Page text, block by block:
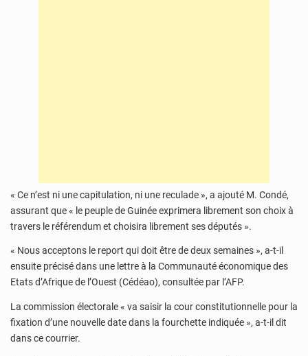
« Ce n’est ni une capitulation, ni une reculade », a ajouté M. Condé,
assurant que « le peuple de Guinée exprimera librement son choix à
travers le référendum et choisira librement ses députés ».
« Nous acceptons le report qui doit être de deux semaines », a-t-il
ensuite précisé dans une lettre à la Communauté économique des
Etats d’Afrique de l’Ouest (Cédéao), consultée par l’AFP.
La commission électorale « va saisir la cour constitutionnelle pour la
fixation d’une nouvelle date dans la fourchette indiquée », a-t-il dit
dans ce courrier.